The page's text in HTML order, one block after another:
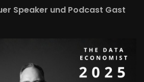
Speaker und Podcast Gast